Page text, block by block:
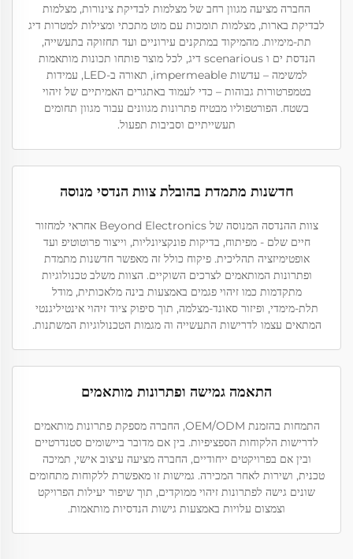
החברה מציעה מגוון רחב של מצלמות לבדיקת צינורות, מצלמות
לבדיקת בארות, מצלמות תומכות עם מוט מתכתי ומצילות למטרות דיג
תת-מימיות. מהמיקוד במתקנים עירוניים ועד תחזוקה בתעשייה,
הנדסת ים ו scenarious דיג, לכל מוצר פותחו תכונות מותאמות
למשימה – עדשות impermeable, תאורה ב-LED, עמידות
בטמפרטורות גבוהות – כדי לעמוד באתגרים האמיתיים של זיהוי
בשטח. הפורטפוליו מבטיח פתרונות מגוונים עבור מגוון תחומים
תעשייתיים וסביבות תפעול.
חדשנות מתמדת בהובלת צוות הנדסי מנוסה
צוות ההנדסה המנוסה של Beyond Electronics אחראי למחזור
חיים שלם - מפיתוח, בדיקות פונקציונליות, וייצור פרוטוטיפ ועד
אופטימיזציה תהליכית. פיקוח כולל זה מאפשר חדשנות מתמדת
ופתרונות המותאמים לצרכים השוקיים. הצוות משלב טכנולוגיות
מתקדמות כמו זיהוי פגמים באמצעות בינה מלאכותית, מודל
תלת-מימדי, ופיזור סאונד-מצלמה, תוך סיפוק ציוד זיהוי אינטיליגנטי
המתאים עצמו לדרישות התעשייה וה מגמות הטכנולוגיות המשתנות.
התאמה גמישה ופתרונות מותאמים
התמחות בהזמנת OEM/ODM, החברה מספקת פתרונות מותאמים
לדרישות הלקוחות הספציפיות. בין אם מדובר ביישומים סטנדרטיים
ובין אם בפרויקטים ייחודיים, החברה מציעה עיצוב אישי, תמיכה
טכנית, ושירות לאחר המכירה. גמישות זו מאפשרת ללקוחות מתחומים
שונים גישה לפתרונות זיהוי ממוקדים, תוך שיפור יעילות הפרויקט
וצמצום עלויות באמצעות גישות הנדסיות מותאמות.